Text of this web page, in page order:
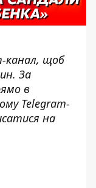
канал, щоб
За
в
Telegram-
на